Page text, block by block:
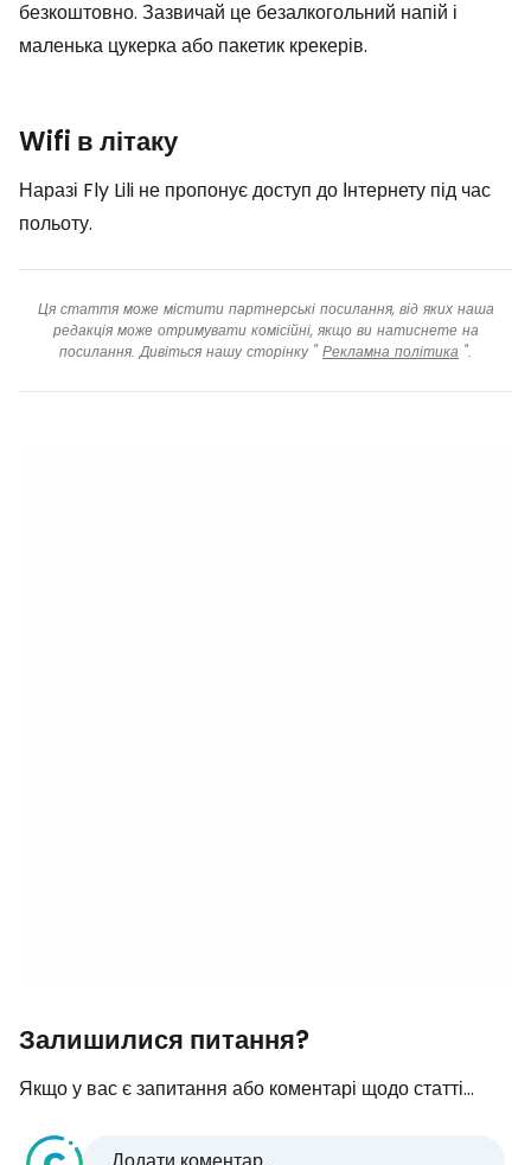
безкоштовно. Зазвичай це безалкогольний напій і
маленька цукерка або пакетик крекерів.
Wifi в літаку
Наразі Fly Lili не пропонує доступ до Інтернету під час
польоту.
Ця стаття може містити партнерські посилання, від яких наша
редакція може отримувати комісійні, якщо ви натиснете на
посилання. Дивіться нашу сторінку " Рекламна політика ".
Залишилися питання?
Якщо у вас є запитання або коментарі щодо статті...